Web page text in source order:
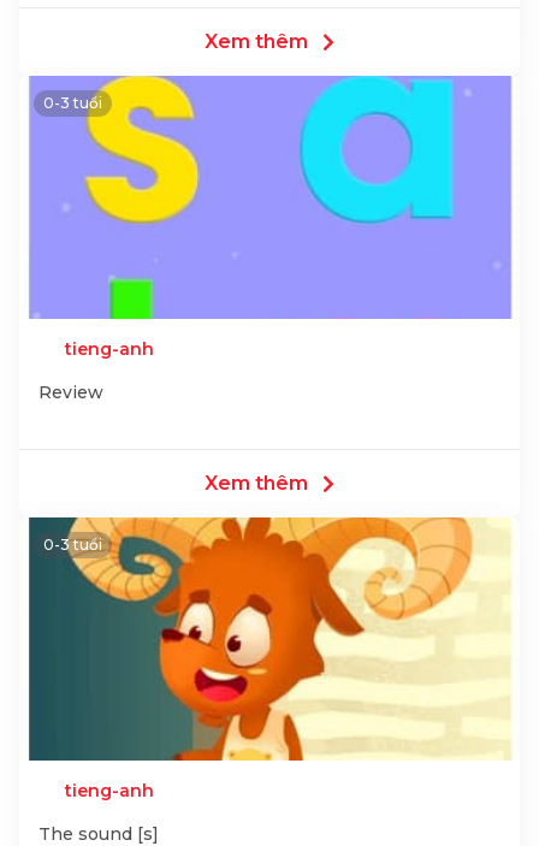
Xem thêm
0-3 tuổi
tieng-anh
Review
Xem thêm
0-3 tuổi
tieng-anh
The sound [s]